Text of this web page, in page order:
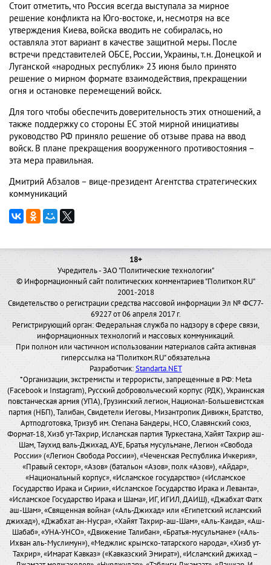
Стоит отметить, что Россия всегда выступала за мирное
решение конфликта на Юго-востоке, и, несмотря на все
утверждения Киева, войска вводить не собиралась, но
оставляла этот вариант в качестве защитной меры. После
встречи представителей ОБСЕ, России, Украины, т.н. Донецкой и
Луганской «народных республик» 23 июня было принято
решение о мирном формате взаимодействия, прекращении
огня и остановке перемещений войск.
Для того чтобы обеспечить доверительность этих отношений, а
также поддержку со стороны ЕС этой мирной инициативы
руководство РФ приняло решение об отзыве права на ввод
войск. В плане прекращения вооруженного противостояния –
эта мера правильная.
Дмитрий Абзалов – вице-президент Агентства стратегических
коммуникаций
18+
Учредитель - ЗАО "Политические технологии"
© Информационный сайт политических комментариев "Политком.RU"
2001-2018
Свидетельство о регистрации средства массовой информации Эл № ФС77-
69227 от 06 апреля 2017 г.
Регистрирующий орган: Федеральная служба по надзору в сфере связи,
информационных технологий и массовых коммуникаций.
При полном или частичном использовании материалов сайта активная
гиперссылка на "Политком.RU" обязательна
Разработчик:Standarta.NET
*Организации, экстремисты и террористы, запрещенные в РФ: Meta
(Facebook и Instagram), Русский добровольческий корпус (РДК), Украинская
повстанческая армия (УПА), Грузинский легион, Национал-Большевистская
партия (НБП), Талибан, Свидетели Иеговы, Мизантропик Дивижн, Братство,
Артподготовка, Тризуб им. Степана Бандеры, НСО, Славянский союз,
Формат-18, Хизб ут-Тахрир, Исламская партия Туркестана, Хайят Тахрир аш-
Шам, Таухид валь-Джихад, АУЕ, Братья мусульмане, Легион «Свобода
России» («Легион Свобода России»), «Чеченская Республика Ичкерия»,
«Правый сектор», «Азов» (батальон «Азов», полк «Азов»), «Айдар»,
«Национальный корпус», «Исламское государство» («Исламское
Государство Ирака и Сирии», «Исламское Государство Ирака и Леванта»,
«Исламское Государство Ирака и Шама», ИГ, ИГИЛ, ДАИШ), «Джабхат Фатх
аш-Шам», «Священная война» («Аль-Джихад» или «Египетский исламский
джихад»), «Джабхат ан-Нусра», «Хайят Тахрир-аш-Шам», «Аль-Каида», «Аш-
Шабаб», «УНА-УНСО», «Движение Талибан», «Братья-мусульмане» («Аль-
Ихван аль-Муслимун»), «Меджлис крымско-татарского народа», «Хизб ут-
Тахрир», «Имарат Кавказ» («Кавказский Эмират»), «Исламский джихад –